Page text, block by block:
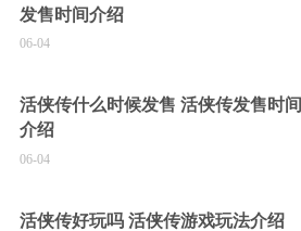
发售时间介绍
06-04
活侠传什么时候发售 活侠传发售时间
介绍
06-04
活侠传好玩吗 活侠传游戏玩法介绍